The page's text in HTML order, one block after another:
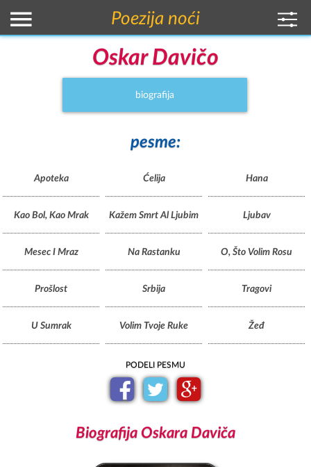
Poezija noći
Oskar Davičo
biografija
PODELI PESMU
Biografija Oskara Daviča
pesme:
Apoteka Ćelija Hana
Kao Bol, Kao Mrak Kažem Smrt Al Ljubim Ljubav
Mesec I Mraz Na Rastanku O, Što Volim Rosu
Prošlost Srbija Tragovi
U Sumrak Volim Tvoje Ruke Žeđ